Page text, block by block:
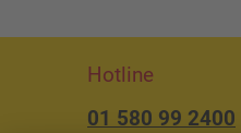
Hotline
01 580 99 2400